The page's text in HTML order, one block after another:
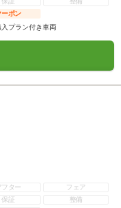
ーポン
入プラン付き車両
フター
フェア
保証
整備